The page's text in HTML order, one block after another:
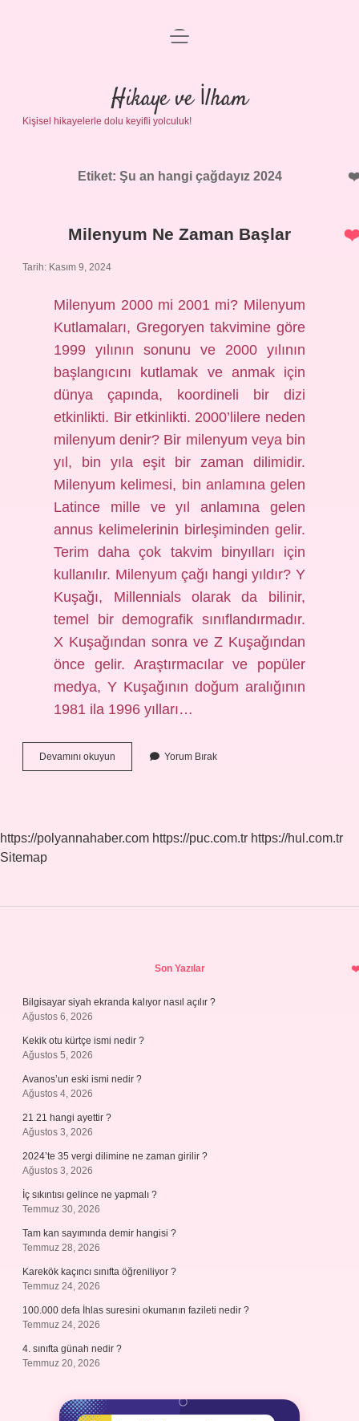
Anasayfa
Gizlilik Politikası
Yasal Uyarı
menüyü
Hikaye ve İlham
Kişisel hikayelerle dolu keyifli yolculuk!
Etiket: Şu an hangi çağdayız 2024
Milenyum Ne Zaman Başlar
Tarih: Kasım 9, 2024
Milenyum 2000 mi 2001 mi? Milenyum
Kutlamaları, Gregoryen takvimine göre
1999 yılının sonunu ve 2000 yılının
başlangıcını kutlamak ve anmak için
dünya çapında, koordineli bir dizi
etkinlikti. Bir etkinlikti. 2000’lilere neden
milenyum denir? Bir milenyum veya bin
yıl, bin yıla eşit bir zaman dilimidir.
Milenyum kelimesi, bin anlamına gelen
Latince mille ve yıl anlamına gelen
annus kelimelerinin birleşiminden gelir.
Terim daha çok takvim binyılları için
kullanılır. Milenyum çağı hangi yıldır? Y
Kuşağı, Millennials olarak da bilinir,
temel bir demografik sınıflandırmadır.
X Kuşağından sonra ve Z Kuşağından
önce gelir. Araştırmacılar ve popüler
medya, Y Kuşağının doğum aralığının
1981 ila 1996 yılları…
Devamını okuyun Milenyum
Ne
Yorum Bırak
https://polyannahaber.com https://puc.com.tr https://hul.com.tr
Sitemap
Son Yazılar
Bilgisayar siyah ekranda kalıyor nasıl açılır ?
Ağustos 6, 2026
Kekik otu kürtçe ismi nedir ?
Ağustos 5, 2026
Avanos’un eski ismi nedir ?
Ağustos 4, 2026
21 21 hangi ayettir ?
Ağustos 3, 2026
2024’te 35 vergi dilimine ne zaman girilir ?
Ağustos 3, 2026
İç sıkıntısı gelince ne yapmalı ?
Temmuz 30, 2026
Tam kan sayımında demir hangisi ?
Temmuz 28, 2026
Karekök kaçıncı sınıfta öğreniliyor ?
Temmuz 24, 2026
100.000 defa İhlas suresini okumanın fazileti nedir ?
Temmuz 24, 2026
4. sınıfta günah nedir ?
Temmuz 20, 2026